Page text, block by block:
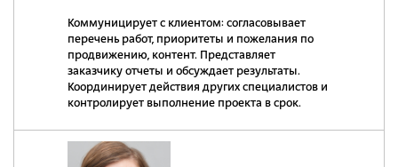
Коммуницирует с клиентом: согласовывает
перечень работ, приоритеты и пожелания по
продвижению, контент. Представляет
заказчику отчеты и обсуждает результаты.
Координирует действия других специалистов и
контролирует выполнение проекта в срок.